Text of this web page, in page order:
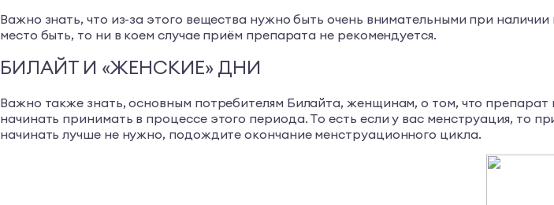
Важно знать, что из-за этого вещества нужно быть очень внимательными при
место быть, то ни в коем случае приём препарата не рекомендуется.
БИЛАЙТ И «ЖЕНСКИЕ» ДНИ
Важно также знать, основным потребителям Билайта, женщинам, о том, что
начинать принимать в процессе этого периода. То есть если у вас менструация, то
начинать лучше не нужно, подождите окончание менструационного цикла.